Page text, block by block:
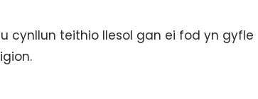
cynllun teithio llesol gan ei fod yn gyfle